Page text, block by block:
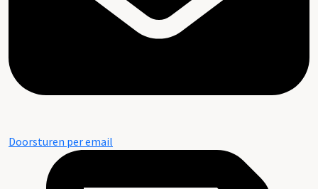
Doorsturen per email